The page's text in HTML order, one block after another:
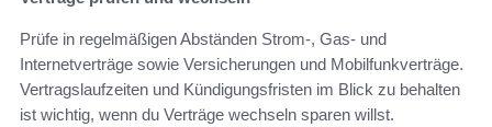
Prüfe in regelmäßigen Abständen Strom-, Gas- und
Internetverträge sowie Versicherungen und Mobilfunkverträge.
Vertragslaufzeiten und Kündigungsfristen im Blick zu behalten
ist wichtig, wenn du Verträge wechseln sparen willst.